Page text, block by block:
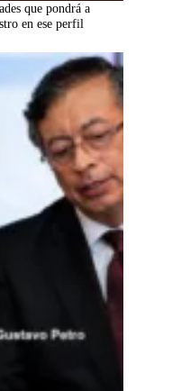
que pondrá a
en ese perfil